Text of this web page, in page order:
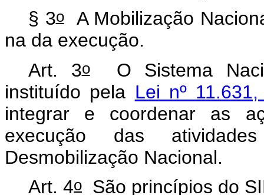
§ 3oA Mobilização
na da execução.
Art. 3oO Sistema
instituído pela Lei nº
integrar e coordenar as
execução das
Desmobilização Nacional.
Art. 4o São princípios do